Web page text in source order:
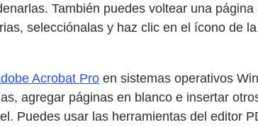
También puedes voltear una
selecciónalas y haz clic en el ícono de
Acrobat Pro en sistemas operativos
agregar páginas en blanco e insertar
Puedes usar las herramientas del editor